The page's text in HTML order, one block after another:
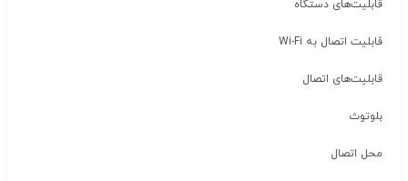
قابلیت‌های دستگاه
قابلیت اتصال به Wi-Fi
قابلیت‌های اتصال
بلوتوث
محل اتصال